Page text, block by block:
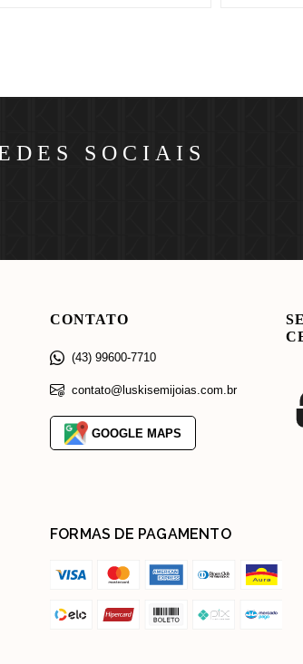
SOCIAIS
CONTATO
(43) 99600-7710
contato@luskisemijoias.com.br
GOOGLE MAPS
FORMAS DE PAGAMENTO